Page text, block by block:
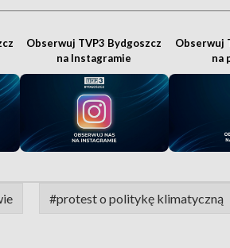
Obserwuj TVP3 Bydgoszcz
na Instagramie
Obserwuj
na
#protest o politykę klimatyczną